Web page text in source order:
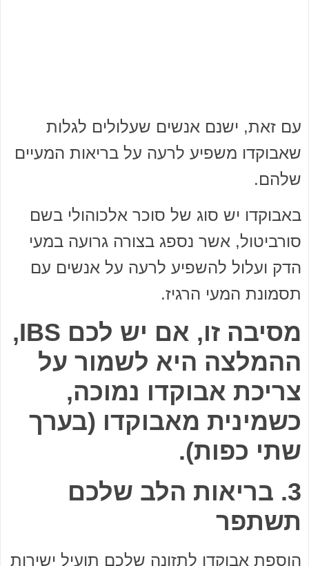
עם זאת, ישנם אנשים שעלולים לגלות
שאבוקדו משפיע לרעה על בריאות המעיים
שלהם.
באבוקדו יש סוג של סוכר אלכוהולי בשם
סורביטול, אשר נספג בצורה גרועה במעי
הדק ועלול להשפיע לרעה על אנשים עם
תסמונת המעי הרגיז.
מסיבה זו, אם יש לכם IBS,
ההמלצה היא לשמור על
צריכת אבוקדו נמוכה,
כשמינית מאבוקדו (בערך
שתי כפות).
3. בריאות הלב שלכם
תשתפר
הוספת אבוקדו לתזונה שלכם תועיל ישירות